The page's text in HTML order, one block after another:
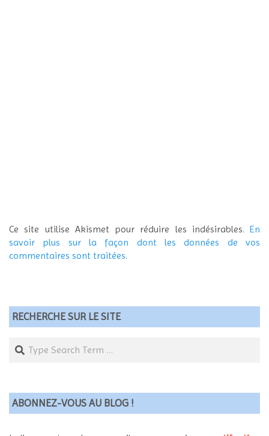
Ce site utilise Akismet pour réduire les indésirables. En
savoir plus sur la façon dont les données de vos
commentaires sont traitées.
RECHERCHE SUR LE SITE
Search
ABONNEZ-VOUS AU BLOG !